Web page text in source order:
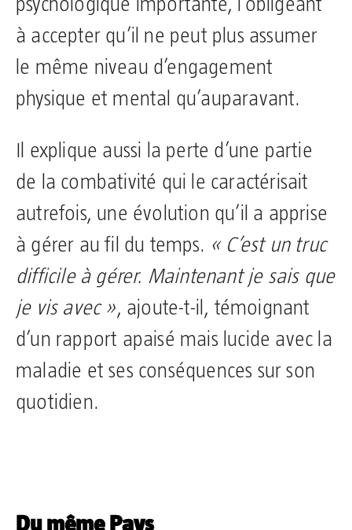
à accepter qu’il ne peut plus assumer
le même niveau d’engagement
physique et mental qu’auparavant.
Il explique aussi la perte d’une partie
de la combativité qui le caractérisait
autrefois, une évolution qu’il a apprise
à gérer au fil du temps. « C’est un truc
difficile à gérer. Maintenant je sais que
je vis avec », ajoute-t-il, témoignant
d’un rapport apaisé mais lucide avec la
maladie et ses conséquences sur son
quotidien.
Du même Pays